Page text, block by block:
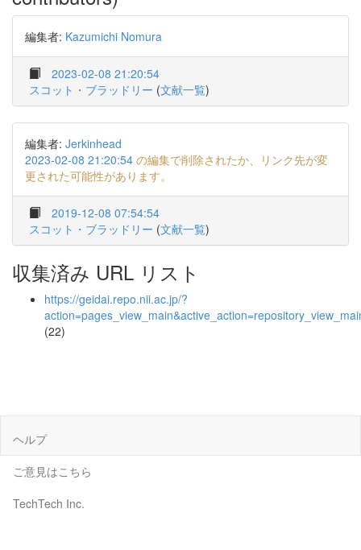
編集者: Kazumichi Nomura
2023-02-08 21:20:54
スコット・ブラッドリー (文献一覧)
編集者: Jerkinhead
2023-02-08 21:20:54 の編集で削除されたか、リンク先が変
更された可能性があります。
2019-12-08 07:54:54
スコット・ブラッドリー (文献一覧)
収集済み URL リスト
https://geidai.repo.nii.ac.jp/?
(22)
ヘルプ
ご意見はこちら
TechTech Inc.